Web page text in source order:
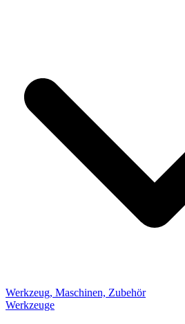
Werkzeug, Maschinen, Zubehör
Werkzeuge